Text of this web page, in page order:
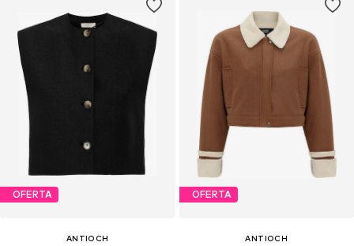
OFERTA
ANTIOCH
OFERTA
ANTIOCH